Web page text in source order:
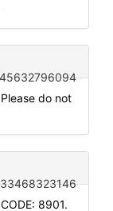
do not
8901.